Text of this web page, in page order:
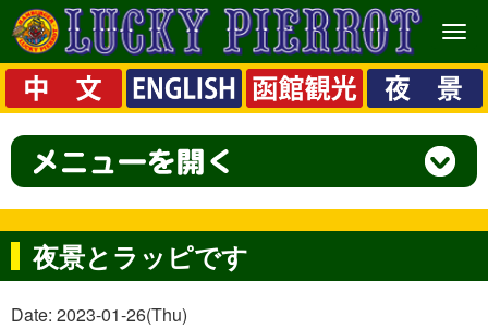
メ
ニ
ュ
ー
夜景とラッピです
Date: 2023-01-26(Thu)